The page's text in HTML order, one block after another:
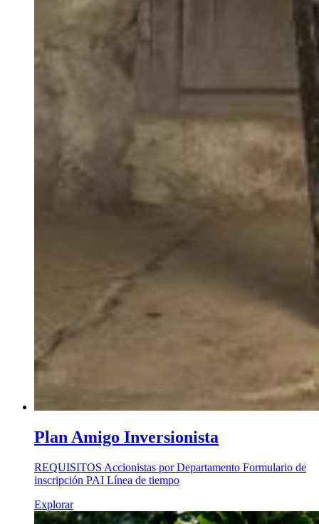
Plan Amigo Inversionista
REQUISITOS Accionistas por Departamento Formulario de
inscripción PAI Línea de tiempo
Explorar